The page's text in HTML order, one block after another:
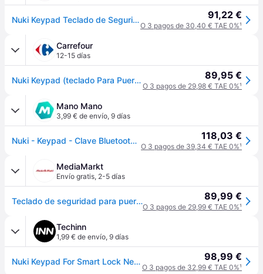
Nuki Keypad Teclado de Seguridad para Puertas 91,22 €
O 3 pagos de 30,40 € TAE 0%¹
Carrefour
12-15 días
Nuki Keypad (teclado Para Puertas) 89,95 €
O 3 pagos de 29,98 € TAE 0%¹
Mano Mano
3,99 € de envío, 9 días
Nuki - Keypad - Clave Bluetooth - Accesorio Cerradura Conectada 118,03 €
O 3 pagos de 39,34 € TAE 0%¹
MediaMarkt
Envío gratis, 2-5 días
Teclado de seguridad para puerta - Nuki Keypad, Compatible con Smart Lock, Negro 89,99 €
O 3 pagos de 29,99 € TAE 0%¹
Techinn
1,99 € de envío, 9 días
Nuki Keypad For Smart Lock Negro 98,99 €
O 3 pagos de 32,99 € TAE 0%¹